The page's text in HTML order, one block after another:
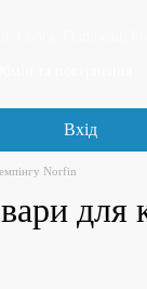
Вхід
Norfin
для